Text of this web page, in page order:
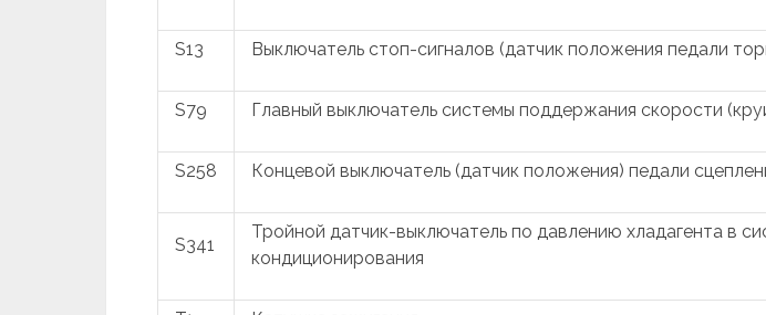
S13 Выключатель стоп-сигналов (датчик положения педали
S79 Главный выключатель системы поддержания скорости
S258 Концевой выключатель (датчик положения) педали
S341
Тройной датчик-выключатель по давлению хладагента в
кондиционирования